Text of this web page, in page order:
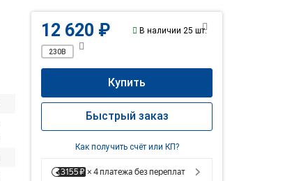
12 620 ₽ В наличии 25 шт.
230В
Купить
Быстрый заказ
Как получить счёт или КП?